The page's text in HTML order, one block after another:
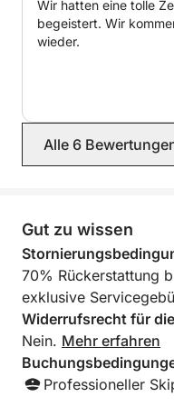
Mahlzeiten an Bord
Eine Auswahl an
werden.
Treibstoff nicht
Verbrauch)
Endreinigung: 100 €
Zusätzliche
Transfer von den
Anfrage
Verfügbar für
Wir hatten eine tolle
begeistert. Wir
wieder.
Alle 6
Gut zu wissen
70% Rückerstattung
exklusive
Widerrufsrecht für
Nein. Mehr erfahren
Professioneller